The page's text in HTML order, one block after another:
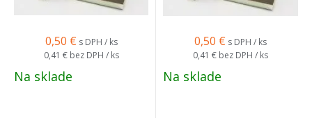
0,50 € s DPH / ks
0,41 € bez DPH / ks
Na sklade
0,50 € s DPH / ks
0,41 € bez DPH / ks
Na sklade